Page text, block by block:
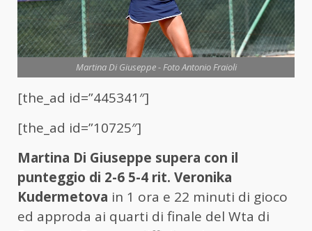
Martina Di Giuseppe - Foto Antonio Fraioli
[the_ad id=”445341″]
[the_ad id=”10725″]
Martina Di Giuseppe supera con il
punteggio di 2-6 5-4 rit. Veronika
Kudermetova in 1 ora e 22 minuti di gioco
ed approda ai quarti di finale del Wta di